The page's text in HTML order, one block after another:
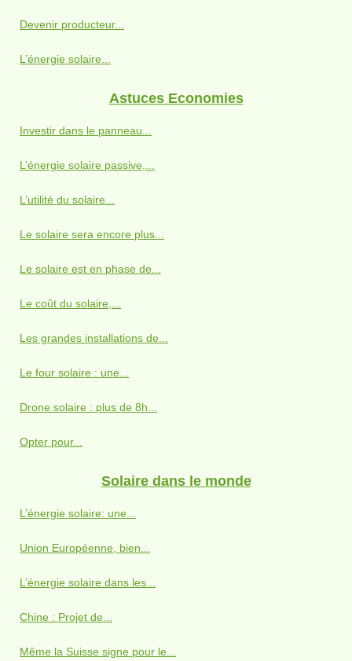
Devenir producteur...
L’énergie solaire...
Astuces Economies
Investir dans le panneau...
L’énergie solaire passive,...
L’utilité du solaire...
Le solaire sera encore plus...
Le solaire est en phase de...
Le coût du solaire,...
Les grandes installations de...
Le four solaire : une...
Drone solaire : plus de 8h...
Opter pour...
Solaire dans le monde
L’énergie solaire: une...
Union Européenne, bien...
L’énergie solaire dans les...
Chine : Projet de...
Même la Suisse signe pour le...